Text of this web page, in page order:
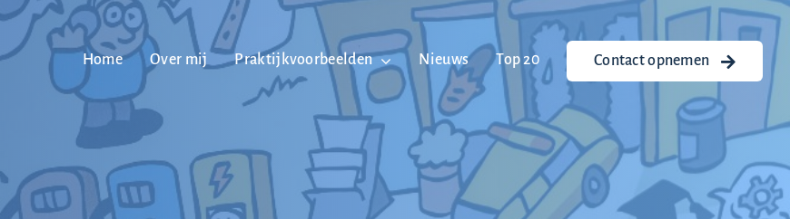
Home Over mij Praktijkvoorbeelden Nieuws Top 20 Contact opnemen